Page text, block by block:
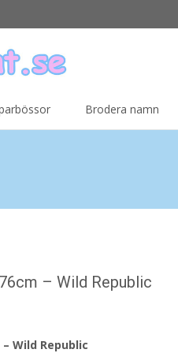
Brodera namn
– Wild Republic
Wild Republic